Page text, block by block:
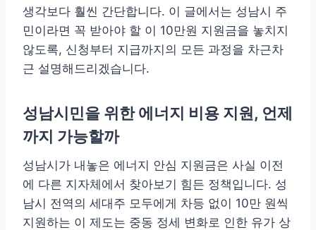
생각보다 훨씬 간단합니다. 이 글에서는 성남시 주
민이라면 꼭 받아야 할 이 10만원 지원금을 놓치지
않도록, 신청부터 지급까지의 모든 과정을 차근차
근 설명해드리겠습니다.
성남시민을 위한 에너지 비용 지원, 언제
까지 가능할까
성남시가 내놓은 에너지 안심 지원금은 사실 이전
에 다른 지자체에서 찾아보기 힘든 정책입니다. 성
남시 전역의 세대주 모두에게 차등 없이 10만 원씩
지원하는 이 제도는 중동 정세 변화로 인한 유가 상